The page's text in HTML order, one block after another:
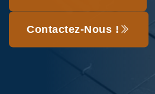
Contactez-Nous !